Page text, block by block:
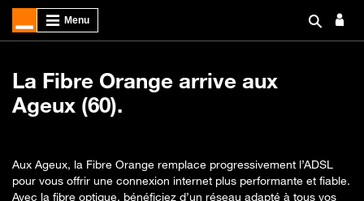
La Fibre Orange arrive aux
Ageux (60).
Aux Ageux, la Fibre Orange remplace progressivement l’ADSL
pour vous offrir une connexion internet plus performante et fiable.
Avec la fibre optique, bénéficiez d’un réseau adapté à tous vos